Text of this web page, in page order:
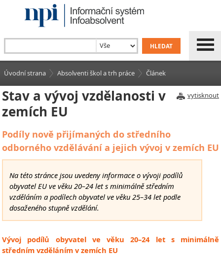
Úvodní strana Absolventi škol a trh práce Článek
vytisknout
Stav a vývoj vzdělanosti v
zemích EU
Podíly nově přijímaných do středního
odborného vzdělávání a jejich vývoj v zemích EU
Na této stránce jsou uvedeny informace o vývoji podílů
obyvatel EU ve věku 20–24 let s minimálně středním
vzděláním a podílech obyvatel ve věku 25–34 let podle
dosaženého stupně vzdělání.
Vývoj podílů obyvatel ve věku 20–24 let s minimálně
středním vzděláním v zemích EU